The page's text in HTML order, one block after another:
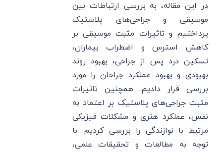
در این مقاله، به بررسی ارتباطات بین
موسیقی و جراحی‌های پلاستیک
پرداختیم و تاثیرات مثبت موسیقی بر
کاهش استرس و اضطراب بیماران،
تسکین درد پس از جراحی، بهبود روند
بهبودی و بهبود عملکرد جراحان را مورد
بررسی قرار دادیم. همچنین تاثیرات
مثبت جراحی‌های پلاستیک بر اعتماد به
نفس، عملکرد هنری و مشکلات فیزیکی
مرتبط با نوازندگی را بررسی کردیم. با
توجه به مطالعات و تحقیقات علمی،